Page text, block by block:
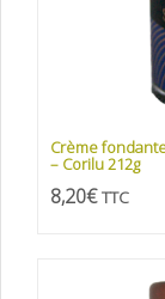
Crème
– Corilu 212g
8,20€ TTC